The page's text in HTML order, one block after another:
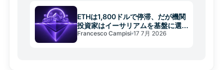
ETHは1,800ドルで停滞、だが機関
投資家はイーサリアムを基盤に選
ぶ
Francesco Campisi 17 7月 2026